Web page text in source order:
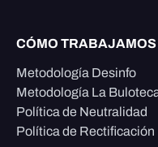
CÓMO TRABAJAMOS
Metodología Desinfo
Metodología La
Política de Neutralidad
Política de Rectificación